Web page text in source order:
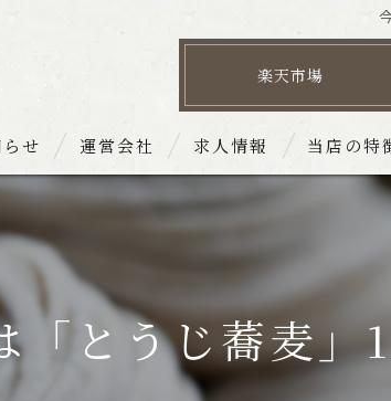
楽天市場
せ 運営会社 求人情報 当店の特
だし
団体
「とうじ蕎麦」